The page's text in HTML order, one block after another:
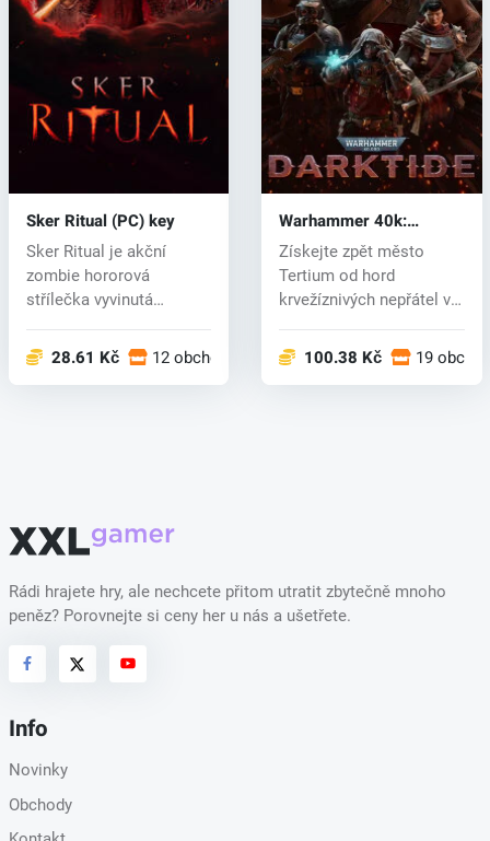
Sker Ritual (PC) key
Sker Ritual je akční
zombie hororová
střílečka vyvinutá
28.61 Kč 12 obchodech
Warhammer 40k:
Darktide (PC) key
Získejte zpět město
Tertium od hord
krvežíznivých nepřátel v
100.38 Kč 19
Rádi hrajete hry, ale nechcete přitom utratit zbytečně mnoho
peněz? Porovnejte si ceny her u nás a ušetřete.
Info
Novinky
Obchody